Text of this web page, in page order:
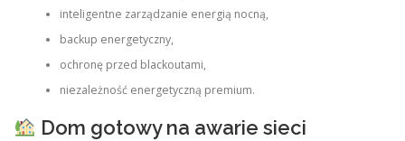
inteligentne zarządzanie energią nocną,
backup energetyczny,
ochronę przed blackoutami,
niezależność energetyczną premium.
Dom gotowy na awarie sieci